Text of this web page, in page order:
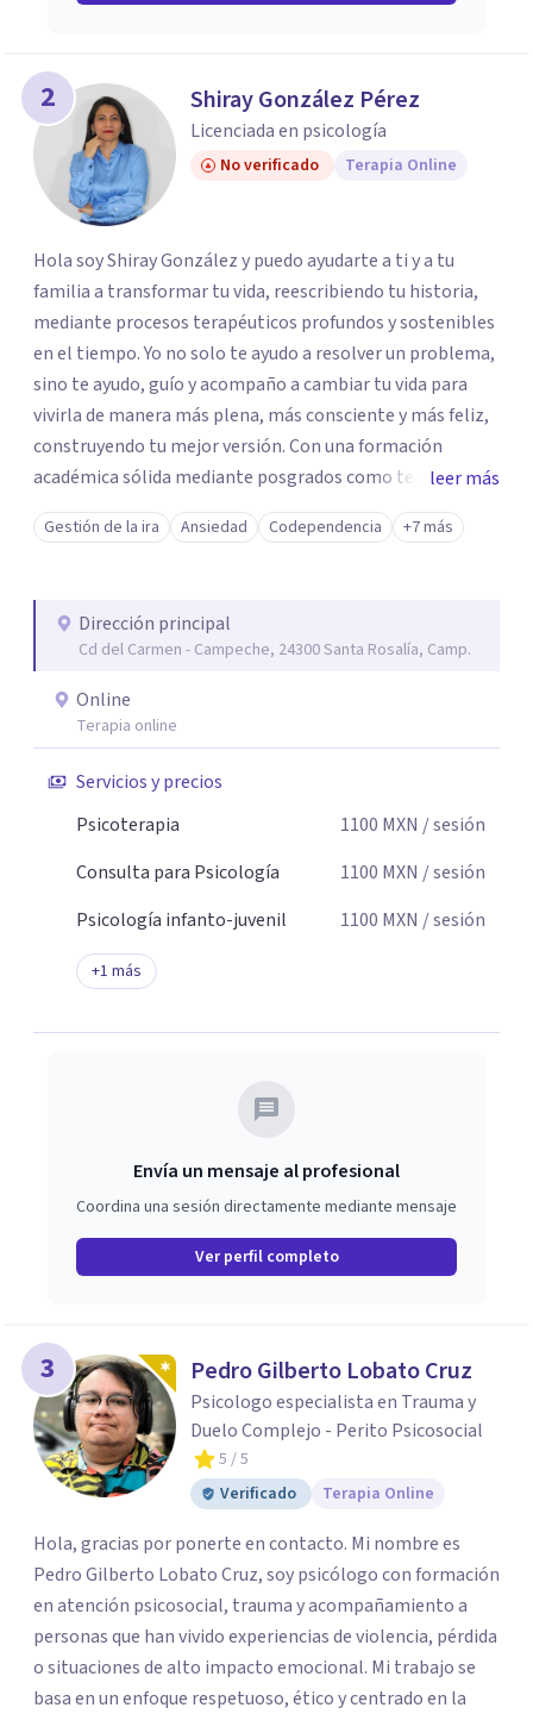
2 Shiray González Pérez
Licenciada en psicología
No verificado Terapia Online
Hola soy Shiray González y puedo ayudarte a ti y a tu
familia a transformar tu vida, reescribiendo tu historia,
mediante procesos terapéuticos profundos y sostenibles
en el tiempo. Yo no solo te ayudo a resolver un problema,
sino te ayudo, guío y acompaño a cambiar tu vida para
vivirla de manera más plena, más consciente y más feliz,
construyendo tu mejor versión. Con una formación
académica sólida mediante posgrados como terapeuta
breve, familiar e infantil, así como con respaldo
profesional y experiencia clínica de más de 26 años y
auténtica y comunicación clara y directa para darte
seguridad emocional y una dirección firme de tu proceso
de cambio.
leer más
Gestión de la ira Ansiedad Codependencia +7 más
Dirección principal
Cd del Carmen - Campeche, 24300 Santa Rosalía, Camp.
Online
Terapia online
Servicios y precios
Psicoterapia
1100 MXN / sesión
Consulta para Psicología
1100 MXN / sesión
Psicología infanto-juvenil
1100 MXN / sesión
+1 más
Envía un mensaje al profesional
Coordina una sesión directamente mediante mensaje
Ver perfil completo
3 Pedro Gilberto Lobato Cruz
Psicologo especialista en Trauma y
Duelo Complejo - Perito Psicosocial
5 / 5
Verificado
Terapia Online
Hola, gracias por ponerte en contacto. Mi nombre es
Pedro Gilberto Lobato Cruz, soy psicólogo con formación
en atención psicosocial, trauma y acompañamiento a
personas que han vivido experiencias de violencia, pérdida
o situaciones de alto impacto emocional. Mi trabajo se
basa en un enfoque respetuoso, ético y centrado en la